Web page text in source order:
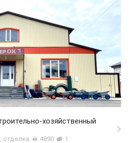
хозяйственный
отделка 4890 1